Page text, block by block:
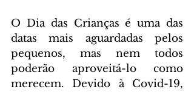
O Dia das Crianças é uma das
datas mais aguardadas pelos
pequenos, mas nem todos
poderão aproveitá-lo como
merecem. Devido à Covid-19,